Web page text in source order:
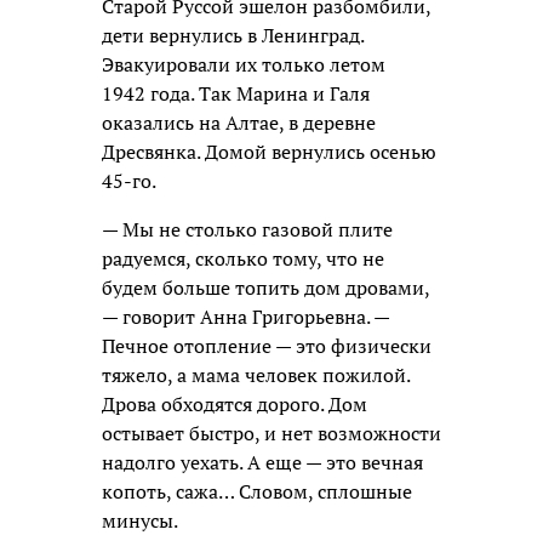
Старой Руссой эшелон разбомбили,
дети вернулись в Ленинград.
Эвакуировали их только летом
1942 года. Так Марина и Галя
оказались на Алтае, в деревне
Дресвянка. Домой вернулись осенью
45-го.
— Мы не столько газовой плите
радуемся, сколько тому, что не
будем больше топить дом дровами,
— говорит Анна ­Григорьевна. —
Печное отопление — это физически
тяжело, а мама человек пожилой.
Дрова обходятся дорого. Дом
остывает быстро, и нет возможности
надолго уехать. А еще — это вечная
копоть, сажа… Словом, сплошные
минусы.